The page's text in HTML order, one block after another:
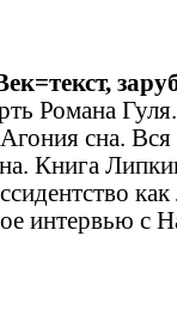
Романа
сна. Вся
Книга
интервью с